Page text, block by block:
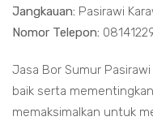
Jangkauan: Pasirawi
Nomor Telepon:
Jasa Bor Sumur
baik serta
memaksimalkan untuk